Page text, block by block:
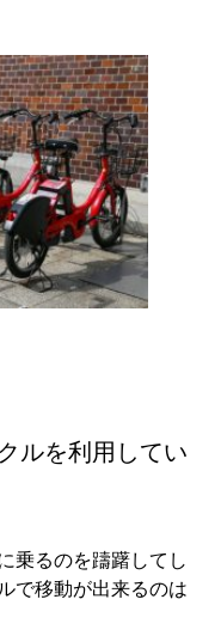
ルを利用してい
乗るのを躊躇してし
で移動が出来るのは